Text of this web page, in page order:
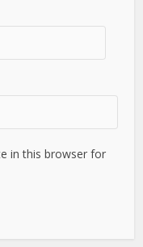
in this browser for